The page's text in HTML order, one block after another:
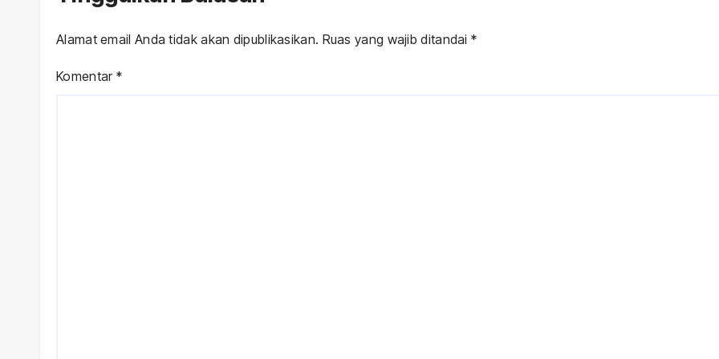
Alamat email Anda tidak akan dipublikasikan. Ruas yang wajib ditandai*
Komentar *